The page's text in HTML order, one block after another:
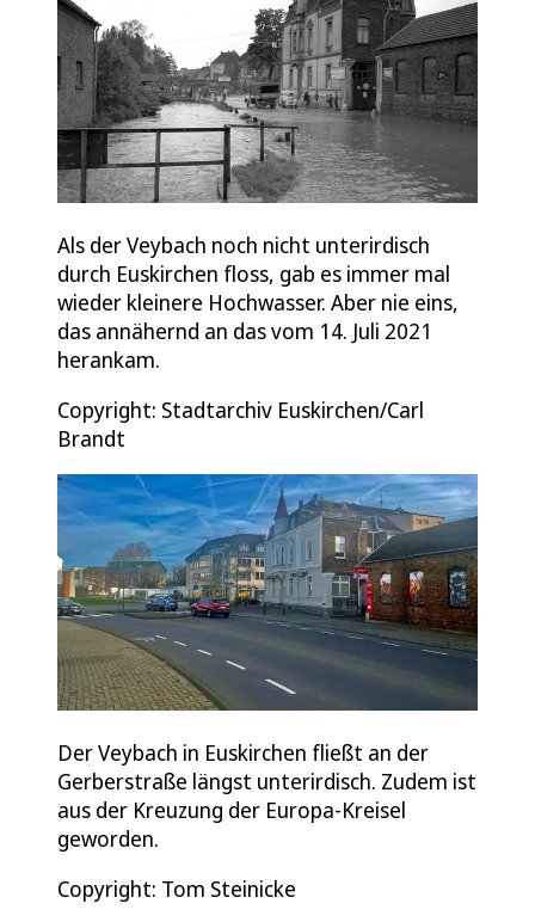
Als der Veybach noch nicht unterirdisch
durch Euskirchen floss, gab es immer mal
wieder kleinere Hochwasser. Aber nie eins,
das annähernd an das vom 14. Juli 2021
herankam.
Copyright: Stadtarchiv Euskirchen/Carl
Brandt
Der Veybach in Euskirchen fließt an der
Gerberstraße längst unterirdisch. Zudem ist
aus der Kreuzung der Europa-Kreisel
geworden.
Copyright: Tom Steinicke